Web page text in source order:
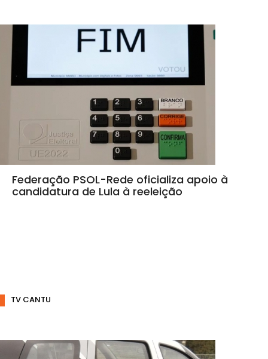
Federação PSOL-Rede oficializa apoio à
candidatura de Lula à reeleição
TV CANTU